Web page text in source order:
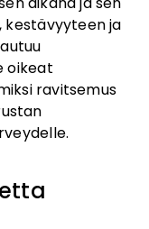
kestävyyteen ja
oikeat
ravitsemus